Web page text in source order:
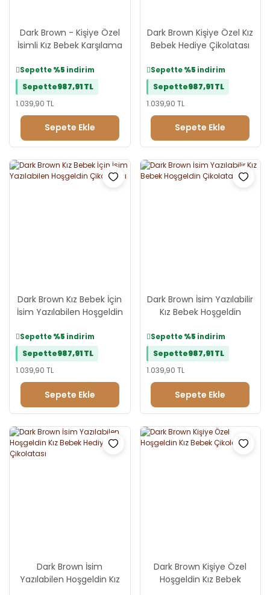
Dark Brown - Kişiye Özel
İsimli Kız Bebek Karşılama
Sepette%5 indirim
Sepette987,91 TL
1.039,90 TL
Sepete Ekle
Dark Brown Kişiye Özel Kız
Bebek Hediye Çikolatası
Sepette%5 indirim
Sepette987,91 TL
1.039,90 TL
Sepete Ekle
Dark Brown Kız Bebek İçin
İsim Yazılabilen Hoşgeldin
Sepette%5 indirim
Sepette987,91 TL
1.039,90 TL
Sepete Ekle
Dark Brown İsim Yazılabilir
Kız Bebek Hoşgeldin
Sepette%5 indirim
Sepette987,91 TL
1.039,90 TL
Sepete Ekle
Dark Brown İsim
Yazılabilen Hoşgeldin Kız
Dark Brown Kişiye Özel
Hoşgeldin Kız Bebek